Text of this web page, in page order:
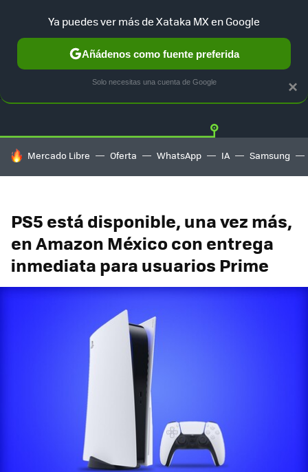
GUÍA DE COMPRAS MERCADO LIBRE
HOY SE HABLA DE
Mercado Libre Oferta WhatsApp IA Samsung
PS5 está disponible, una vez más,
en Amazon México con entrega
inmediata para usuarios Prime
×
Ya puedes ver más de Xataka MX en Google
Añádenos como fuente preferida
Solo necesitas una cuenta de Google